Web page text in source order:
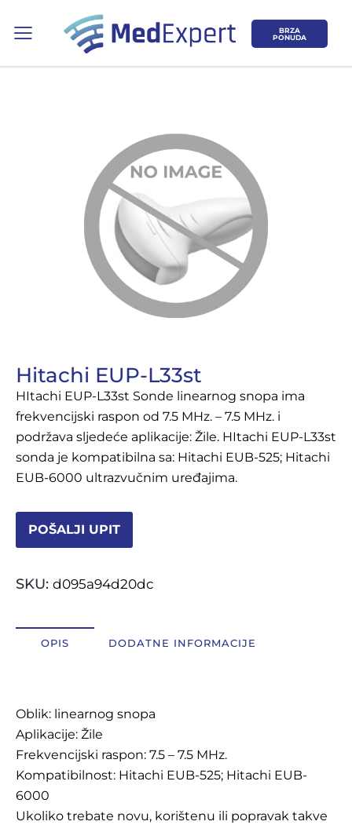
BRZA
PONUDA
Hitachi EUP-L33st
HItachi EUP-L33st Sonde linearnog snopa ima
frekvencijski raspon od 7.5 MHz. – 7.5 MHz. i
podržava sljedeće aplikacije: Žile. HItachi EUP-L33st
sonda je kompatibilna sa: Hitachi EUB-525; Hitachi
EUB-6000 ultrazvučnim uređajima.
POŠALJI UPIT
SKU: d095a94d20dc
OPIS DODATNE INFORMACIJE
Oblik: linearnog snopa
Aplikacije: Žile
Frekvencijski raspon: 7.5 – 7.5 MHz.
Kompatibilnost: Hitachi EUB-525; Hitachi EUB-
6000
Ukoliko trebate novu, korištenu ili popravak takve
Koje područje opreme Vas zanima?
RTG, DENZITOMETAR, MAMOGRAF, I
OSTALI UREĐAJI I OPREMA
POTROŠNI MATERIJAL
DALJE